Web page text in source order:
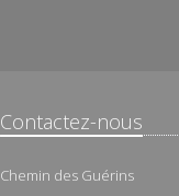
Contactez-nous
Chemin des Guérins